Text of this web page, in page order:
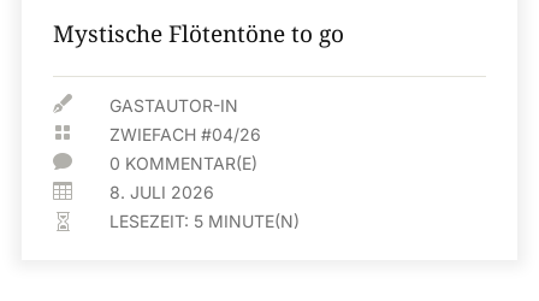
Mystische Flötentöne to go
 GASTAUTOR-IN
 ZWIEFACH #04/26
 0 KOMMENTAR(E)
 8. JULI 2026
 LESEZEIT: 5 MINUTE(N)